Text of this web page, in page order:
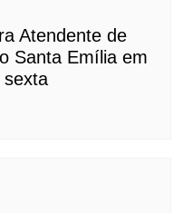
Atendente de
Santa Emília em
sexta